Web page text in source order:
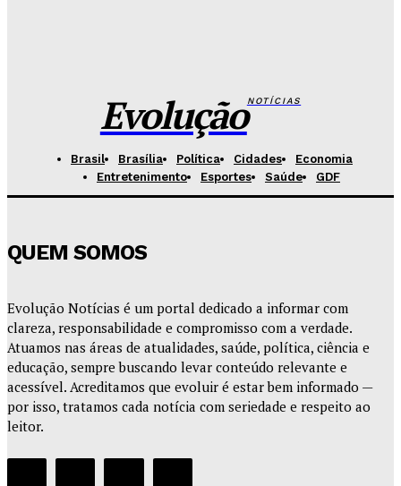
EvoluçãoNOTÍCIAS
Brasil Brasília Política Cidades
Economia
Entretenimento
Esportes Saúde GDF
QUEM SOMOS
Evolução Notícias é um portal dedicado a informar com
clareza, responsabilidade e compromisso com a verdade.
Atuamos nas áreas de atualidades, saúde, política, ciência e
educação, sempre buscando levar conteúdo relevante e
acessível. Acreditamos que evoluir é estar bem informado —
por isso, tratamos cada notícia com seriedade e respeito ao
leitor.